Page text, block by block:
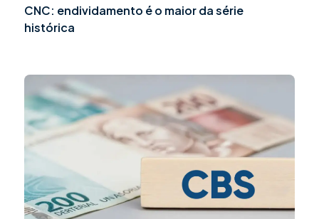
CNC: endividamento é o maior da série
histórica